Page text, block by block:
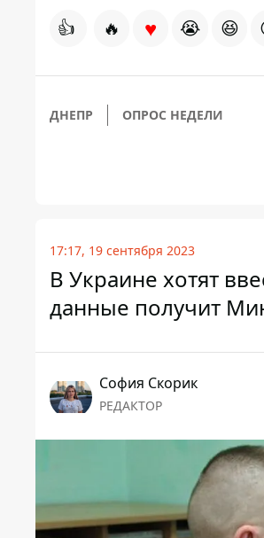
👍 🔥 ♥ 😭 😆
ДНЕПР ОПРОС НЕДЕЛИ
17:17, 19 сентября 2023
В Украине хотят
данные получит
София Скорик
РЕДАКТОР